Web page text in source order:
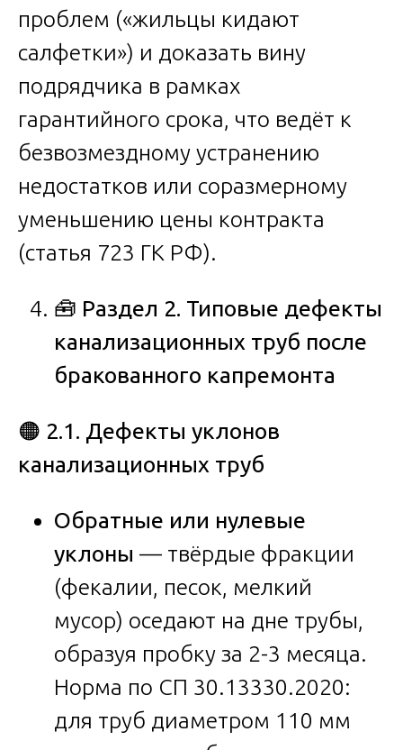
проблем («жильцы кидают
салфетки») и доказать вину
подрядчика в рамках
гарантийного срока, что ведёт к
безвозмездному устранению
недостатков или соразмерному
уменьшению цены контракта
(статья 723 ГК РФ).
🧰 Раздел 2. Типовые дефекты
канализационных труб после
бракованного капремонта
🟠 2.1. Дефекты уклонов
канализационных труб
Обратные или нулевые
уклоны — твёрдые фракции
(фекалии, песок, мелкий
мусор) оседают на дне трубы,
образуя пробку за 2-3 месяца.
Норма по СП 30.13330.2020:
для труб диаметром 110 мм